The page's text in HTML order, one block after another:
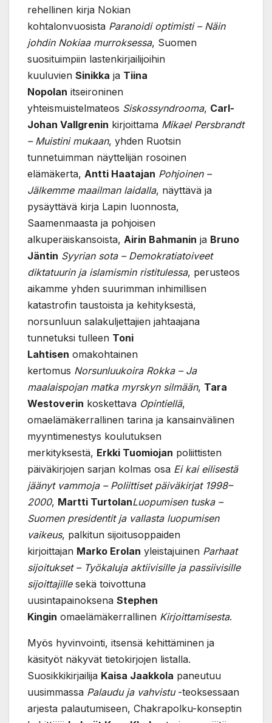
rehellinen kirja Nokian
kohtalonvuosista Paranoidi optimisti – Näin
johdin Nokiaa murroksessa, Suomen
suosituimpiin lastenkirjailijoihin
kuuluvien Sinikka ja Tiina
Nopolan itseironinen
yhteismuistelmateos Siskossyndrooma, Carl-
Johan Vallgrenin kirjoittama Mikael Persbrandt
– Muistini mukaan, yhden Ruotsin
tunnetuimman näyttelijän rosoinen
elämäkerta, Antti Haatajan Pohjoinen –
Jälkemme maailman laidalla, näyttävä ja
pysäyttävä kirja Lapin luonnosta,
Saamenmaasta ja pohjoisen
alkuperäiskansoista, Airin Bahmanin ja Bruno
Jäntin Syyrian sota – Demokratiatoiveet
diktatuurin ja islamismin ristitulessa, perusteos
aikamme yhden suurimman inhimillisen
katastrofin taustoista ja kehityksestä,
norsunluun salakuljettajien jahtaajana
tunnetuksi tulleen Toni
Lahtisen omakohtainen
kertomus Norsunluukoira Rokka – Ja
maalaispojan matka myrskyn silmään, Tara
Westoverin koskettava Opintiellä,
omaelämäkerrallinen tarina ja kansainvälinen
myyntimenestys koulutuksen
merkityksestä, Erkki Tuomiojan poliittisten
päiväkirjojen sarjan kolmas osa Ei kai eilisestä
jäänyt vammoja – Poliittiset päiväkirjat 1998–
2000, Martti TurtolanLuopumisen tuska –
Suomen presidentit ja vallasta luopumisen
vaikeus, palkitun sijoitusoppaiden
kirjoittajan Marko Erolan yleistajuinen Parhaat
sijoitukset – Työkaluja aktiivisille ja passiivisille
sijoittajillesekä toivottuna
uusintapainoksena Stephen
Kingin omaelämäkerrallinen Kirjoittamisesta.
Myös hyvinvointi, itsensä kehittäminen ja
käsityöt näkyvät tietokirjojen listalla.
Suosikkikirjailija Kaisa Jaakkola paneutuu
uusimmassa Palaudu ja vahvistu-teoksessaan
arjesta palautumiseen, Chakrapolku-konseptin